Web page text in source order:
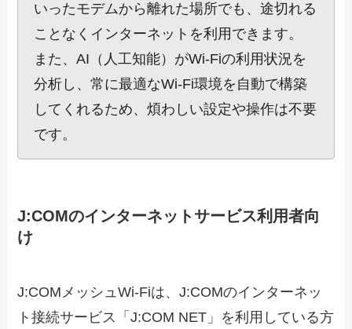
いったモデムから離れた場所でも、途切れる
ことなくインターネットを利用できます。
また、AI（人工知能）がWi-Fiの利用状況を
分析し、常に最適なWi-Fi環境を自動で構築
してくれるため、煩わしい設定や操作は不要
です。
J:COMのインターネットサービス利用者向
け
J:COMメッシュWi-Fiは、J:COMのインターネッ
ト接続サービス「J:COM NET」を利用している方